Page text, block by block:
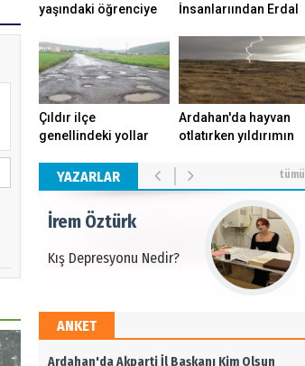
yaşındaki öğrenciye
İnsanlarıından Erdal
Çıldır ilçe
genellindeki yollar
andırıyor.
Ardahan'da hayvan
otlatırken yıldırımın
yaşamını yitirdi.
YAZARLAR tümü
Kış Depresyonu Nedir?
İrem Öztürk
Kış Depresyonu Nedir?
İrem Öztürk
İrem Öztürk
ANKET
Ardahan'da Akparti İl Başkanı Kim Olsun